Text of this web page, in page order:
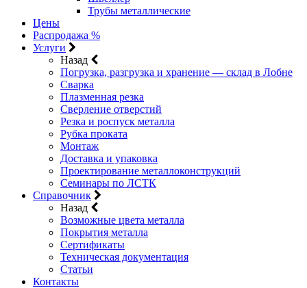
Трубы металлические
Цены
Распродажа %
Услуги
Назад
Погрузка, разгрузка и хранение — склад в Лобне
Сварка
Плазменная резка
Сверление отверстий
Резка и роспуск металла
Рубка проката
Монтаж
Доставка и упаковка
Проектирование металлоконструкций
Семинары по ЛСТК
Справочник
Назад
Возможные цвета металла
Покрытия металла
Сертификаты
Техническая документация
Статьи
Контакты